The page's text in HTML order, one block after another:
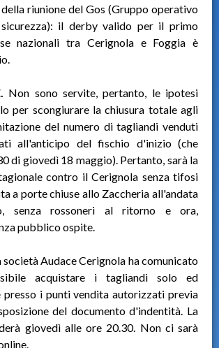
della riunione del Gos (Gruppo operativo
sicurezza): il derby valido per il primo
nazionali tra Cerignola e Foggia è
Non sono servite, pertanto, le ipotesi
per scongiurare la chiusura totale agli
del numero di tagliandi venduti
all'anticipo del fischio d'inizio (che
di giovedì 18 maggio). Pertanto, sarà la
contro il Cerignola senza tifosi
a porte chiuse allo Zaccheria all'andata
senza rossoneri al ritorno e ora,
pubblico ospite.
società Audace Cerignola ha comunicato
acquistare i tagliandi solo ed
presso i punti vendita autorizzati previa
del documento d'indentità. La
giovedì alle ore 20.30. Non ci sarà